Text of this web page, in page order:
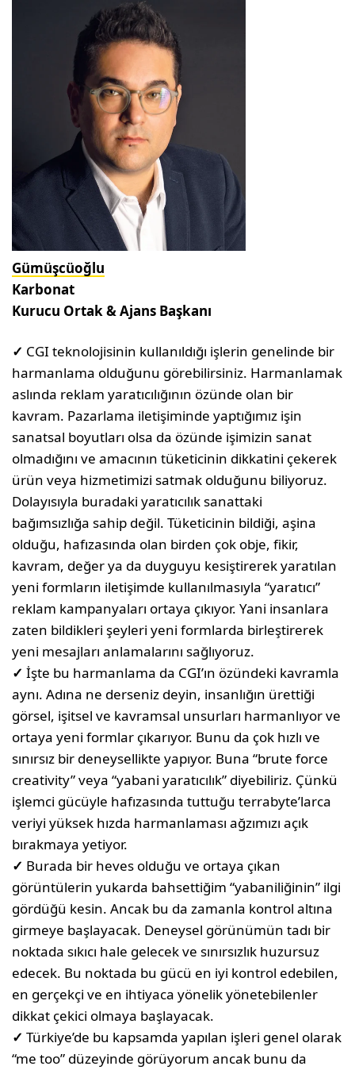
Gümüşcüoğlu
Karbonat
Kurucu Ortak & Ajans Başkanı
✓ CGI teknolojisinin kullanıldığı işlerin genelinde bir
harmanlama olduğunu görebilirsiniz. Harmanlamak
aslında reklam yaratıcılığının özünde olan bir
kavram. Pazarlama iletişiminde yaptığımız işin
sanatsal boyutları olsa da özünde işimizin sanat
olmadığını ve amacının tüketicinin dikkatini çekerek
ürün veya hizmetimizi satmak olduğunu biliyoruz.
Dolayısıyla buradaki yaratıcılık sanattaki
bağımsızlığa sahip değil. Tüketicinin bildiği, aşina
olduğu, hafızasında olan birden çok obje, fikir,
kavram, değer ya da duyguyu kesiştirerek yaratılan
yeni formların iletişimde kullanılmasıyla “yaratıcı”
reklam kampanyaları ortaya çıkıyor. Yani insanlara
zaten bildikleri şeyleri yeni formlarda birleştirerek
yeni mesajları anlamalarını sağlıyoruz.
✓İşte bu harmanlama da CGI’ın özündeki kavramla
aynı. Adına ne derseniz deyin, insanlığın ürettiği
görsel, işitsel ve kavramsal unsurları harmanlıyor ve
ortaya yeni formlar çıkarıyor. Bunu da çok hızlı ve
sınırsız bir deneysellikte yapıyor. Buna “brute force
creativity” veya “yabani yaratıcılık” diyebiliriz. Çünkü
işlemci gücüyle hafızasında tuttuğu terrabyte’larca
veriyi yüksek hızda harmanlaması ağzımızı açık
bırakmaya yetiyor.
✓ Burada bir heves olduğu ve ortaya çıkan
görüntülerin yukarda bahsettiğim “yabaniliğinin” ilgi
gördüğü kesin. Ancak bu da zamanla kontrol altına
girmeye başlayacak. Deneysel görünümün tadı bir
noktada sıkıcı hale gelecek ve sınırsızlık huzursuz
edecek. Bu noktada bu gücü en iyi kontrol edebilen,
en gerçekçi ve en ihtiyaca yönelik yönetebilenler
dikkat çekici olmaya başlayacak.
✓Türkiye’de bu kapsamda yapılan işleri genel olarak
“me too” düze­yinde görüyorum ancak bunu da